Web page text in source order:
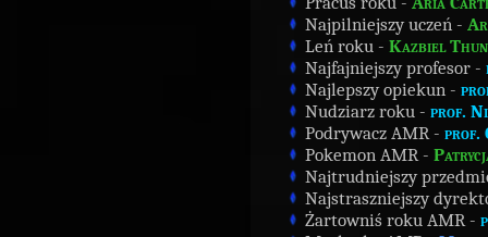
Najpilniejszy uczeń -
Leń roku - Kazbiel
Najfajniejszy profesor -
Najlepszy opiekun -
Nudziarz roku - prof.
Podrywacz AMR - prof.
Pokemon AMR -
Najtrudniejszy
Najstraszniejszy
Żartowniś roku AMR -